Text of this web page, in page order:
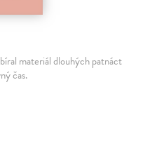
materiál dlouhých patnáct
čas.